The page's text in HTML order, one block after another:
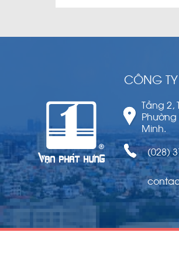
CÔNG
Tầng 2,
Phường
Minh.
(028)